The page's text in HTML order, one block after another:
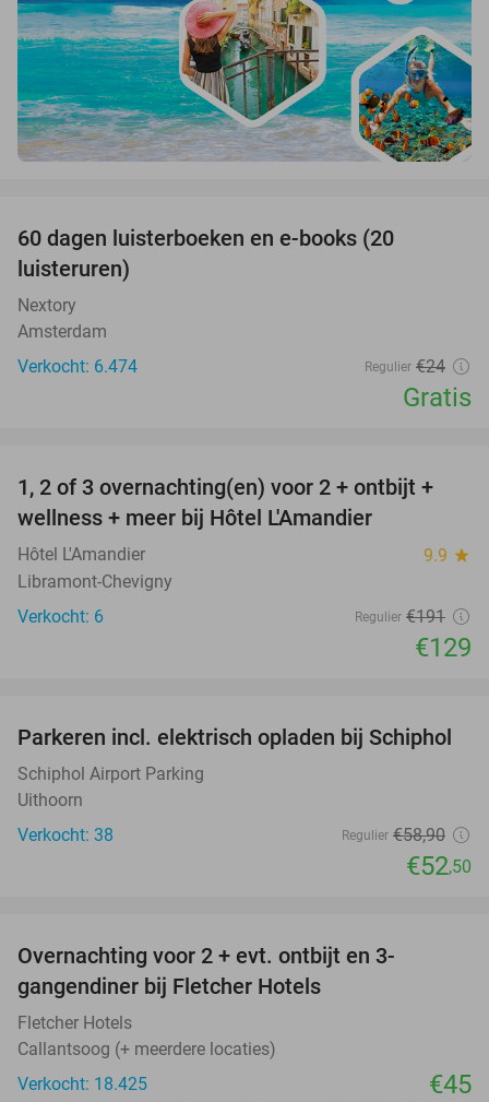
60 dagen luisterboeken en e-books (20
luisteruren)
Nextory
Amsterdam
Verkocht: 6.474
Regulier €24
Gratis
32%
TODAY
1, 2 of 3 overnachting(en) voor 2 + ontbijt +
wellness + meer bij Hôtel L'Amandier
Hôtel L'Amandier 9.9 star
Libramont-Chevigny
Verkocht: 6
Regulier €191
€129
11%
Parkeren incl. elektrisch opladen bij Schiphol
Schiphol Airport Parking
Uithoorn
Verkocht: 38
Regulier €58,90
€52,50
Overnachting voor 2 + evt. ontbijt en 3-
gangendiner bij Fletcher Hotels
Fletcher Hotels
Callantsoog (+ meerdere locaties)
Verkocht: 18.425
€45